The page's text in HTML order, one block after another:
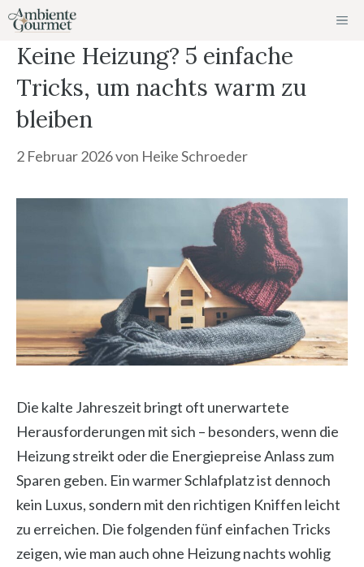
Zum
Inhalt
springen
Keine Heizung? 5 einfache
Tricks, um nachts warm zu
bleiben
2 Februar 2026von Heike Schroeder
Die kalte Jahreszeit bringt oft unerwartete
Herausforderungen mit sich – besonders, wenn die
Heizung streikt oder die Energiepreise Anlass zum
Sparen geben. Ein warmer Schlafplatz ist dennoch
kein Luxus, sondern mit den richtigen Kniffen leicht
zu erreichen. Die folgenden fünf einfachen Tricks
zeigen, wie man auch ohne Heizung nachts wohlig